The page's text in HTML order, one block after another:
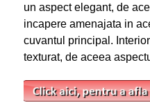
un aspect elegant, de
incapere amenajata in
cuvantul principal.
texturat, de aceea